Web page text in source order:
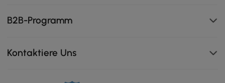
B2B-Programm
Kontaktiere Uns